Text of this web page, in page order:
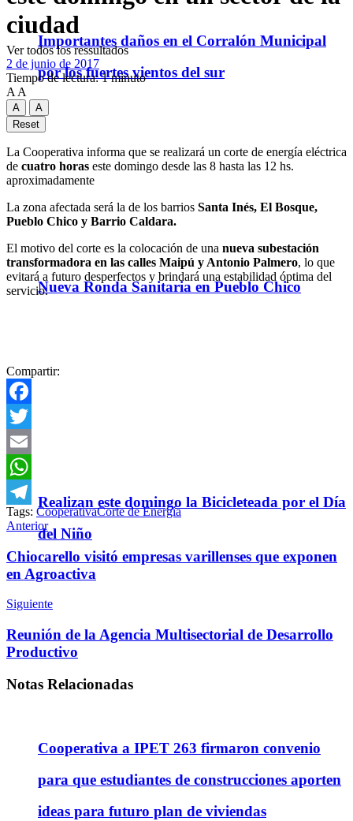
Importantes daños en el Corralón Municipal
por los fuertes vientos del sur
Nueva Ronda Sanitaria en Pueblo Chico
Realizan este domingo la Bicicleteada por el Día
del Niño
Cooperativa a IPET 263 firmaron convenio
para que estudiantes de construcciones aporten
ideas para futuro plan de viviendas
Ver todos los ressultados
ciudad
2 de junio de 2017
Tiempo de lectura: 1 minuto
A A
A
A
Reset
La Cooperativa informa que se realizará un corte de energía eléctrica
de cuatro horas este domingo desde las 8 hasta las 12 hs.
aproximadamente
La zona afectada será la de los barrios Santa Inés, El Bosque,
Pueblo Chico y Barrio Caldara.
El motivo del corte es la colocación de una nueva subestación
transformadora en las calles Maipú y Antonio Palmero, lo que
evitará a futuro desperfectos y brindará una estabilidad óptima del
servicio.
Compartir:
Facebook
Twitter
Email
WhatsApp
Telegram
Tags: CooperativaCorte de Energía
Anterior
Chiocarello visitó empresas varillenses que exponen
en Agroactiva
Siguiente
Reunión de la Agencia Multisectorial de Desarrollo
Productivo
Notas Relacionadas